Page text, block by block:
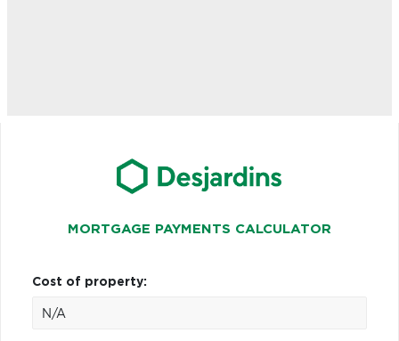
MORTGAGE PAYMENTS CALCULATOR
Cost of property: